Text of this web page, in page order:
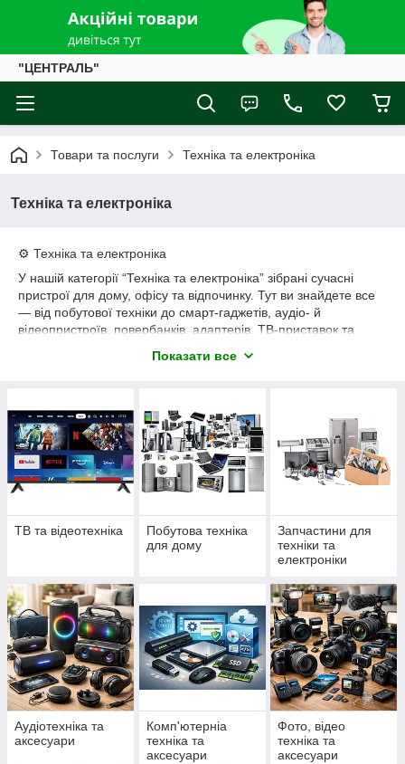
"ЦЕНТРАЛЬ"
Товари та послуги Техніка та електроніка
Техніка та електроніка
⚙️ Техніка та електроніка
У нашій категорії “Техніка та електроніка” зібрані сучасні
пристрої для дому, офісу та відпочинку. Тут ви знайдете все
— від побутової техніки до смарт-гаджетів, аудіо- й
відеопристроїв, повербанків, адаптерів, ТВ-приставок та
Висока якість і гарантія на кожен товар;
Сучасний дизайн і зручність у використанні;
Технології для дому, роботи та розваг.
комфорт і нові можливості кожного дня!
Показати все
TВ та відеотехніка
Побутова техніка
для дому
Запчастини для
техніки та
електроніки
Аудіотехніка та
аксесуари
Комп'ютерніа
техніка та
аксесуари
Фото, відео
техніка та
аксесуари